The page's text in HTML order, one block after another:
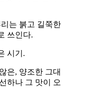
는 붉고 길쭉한
쓰인다.
시기.
은, 양조한 그대
하나 그 맛이 오